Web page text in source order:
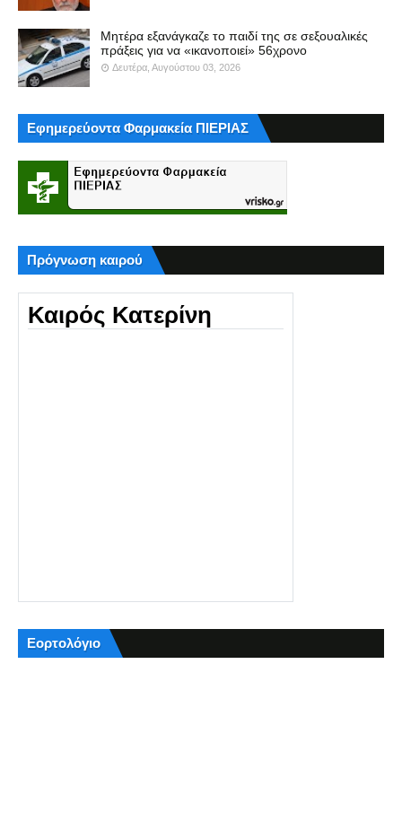
Μητέρα εξανάγκαζε το παιδί της σε σεξουαλικές
πράξεις για να «ικανοποιεί» 56χρονο
Δευτέρα, Αυγούστου 03, 2026
Εφημερεύοντα Φαρμακεία ΠΙΕΡΙΑΣ
Πρόγνωση καιρού
Καιρός Κατερίνη
Εορτολόγιο